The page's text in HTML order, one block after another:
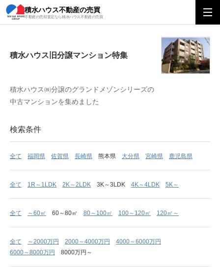
積水ハウス不動産の売買
不動産の売却査定なら積水ハウス不動産の売買
積水ハウス旧分譲マンション特集
積水ハウス旧分譲マンション特集
積水ハウス㈱分譲のグランドメゾンシリーズの
中古マンションを集めました
検索条件
全て 福岡県 佐賀県 長崎県 熊本県 大分県 宮崎県 鹿児島県
全て 1R～1LDK 2K～2LDK 3K～3LDK 4K～4LDK 5K～
全て ～60㎡ 60～80㎡ 80～100㎡ 100～120㎡ 120㎡～
全て ～2000万円 2000～4000万円
4000～6000万円
6000～8000万円
8000万円～